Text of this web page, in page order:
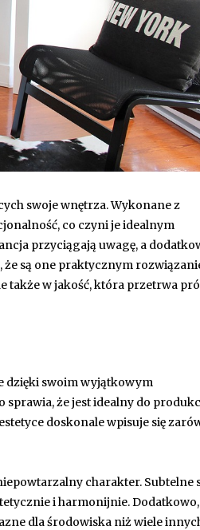
swoje wnętrza. Wykonane z
co czyni je idealnym
przyciągają uwagę, a
są one praktycznym
także w jakość, która przetrwa
dzięki swoim wyjątkowym
sprawia, że jest idealny do
doskonale wpisuje się
charakter. Subtelne
i harmonijnie. Dodatkowo,
dla środowiska niż wiele